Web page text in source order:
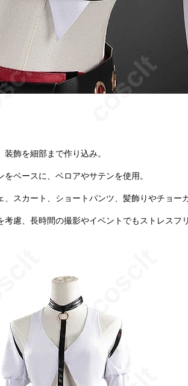
飾を細部まで作り込み。
ベースに、ベロアやサテンを使用。
、スカート、ショートパンツ、髪飾りやチョー
慮、長時間の撮影やイベントでもストレスフリ